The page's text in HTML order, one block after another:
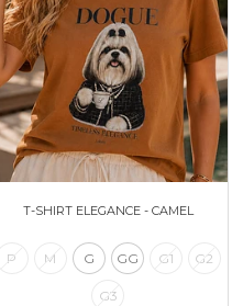
T-SHIRT ELEGANCE - CAMEL
P M G GG G1 G2
G3